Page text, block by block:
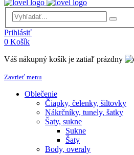
Prihlásiť
0 Košík
Váš nákupný košík je zatiaľ prázdny
Zavrieť menu
Oblečenie
Čiapky, čelenky, šiltovky
Nákrčníky, tunely, šatky
Šaty, sukne
Sukne
Šaty
Body, overaly